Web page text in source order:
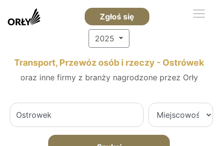
Zgłoś się
2025
Transport, Przewóz osób i rzeczy - Ostrówek
oraz inne firmy z branży nagrodzone przez Orły